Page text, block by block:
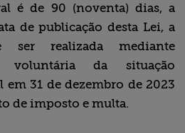
é de 90 (noventa) dias, a
de publicação desta Lei, a
ser realizada mediante
voluntária da situação
31 de dezembro de 2023
de imposto e multa.